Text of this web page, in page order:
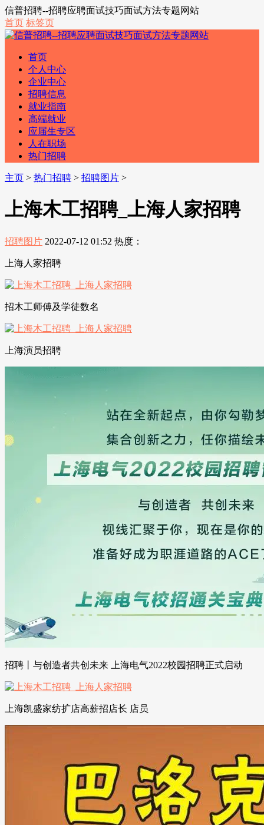
信普招聘--招聘应聘面试技巧面试方法专题网站
首页 标签页
首页
个人中心
企业中心
招聘信息
就业指南
高端就业
应届生专区
人在职场
热门招聘
主页 > 热门招聘 > 招聘图片 >
上海木工招聘_上海人家招聘
招聘图片 2022-07-12 01:52 热度：
上海人家招聘
招木工师傅及学徒数名
上海演员招聘
招聘丨与创造者共创未来 上海电气2022校园招聘正式启动
上海凯盛家纺扩店高薪招店长 店员